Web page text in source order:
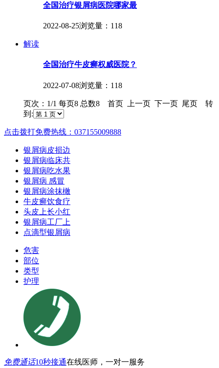
全国治疗银屑病医院哪家最
2022-08-25浏览量：118
解读
全国治疗牛皮癣权威医院？
2022-07-08浏览量：118
页次：1/1 每页8 总数8 首页 上一页 下一页 尾页 转
到:
点击拨打免费热线：037155009888
银屑病皮损边
银屑病临床共
银屑病吃水果
银屑病 感冒
银屑病涂抹橄
牛皮癣饮食疗
头皮上长小红
银屑病工厂上
点滴型银屑病
危害
部位
类型
护理
免费通话10秒接通在线医师，一对一服务